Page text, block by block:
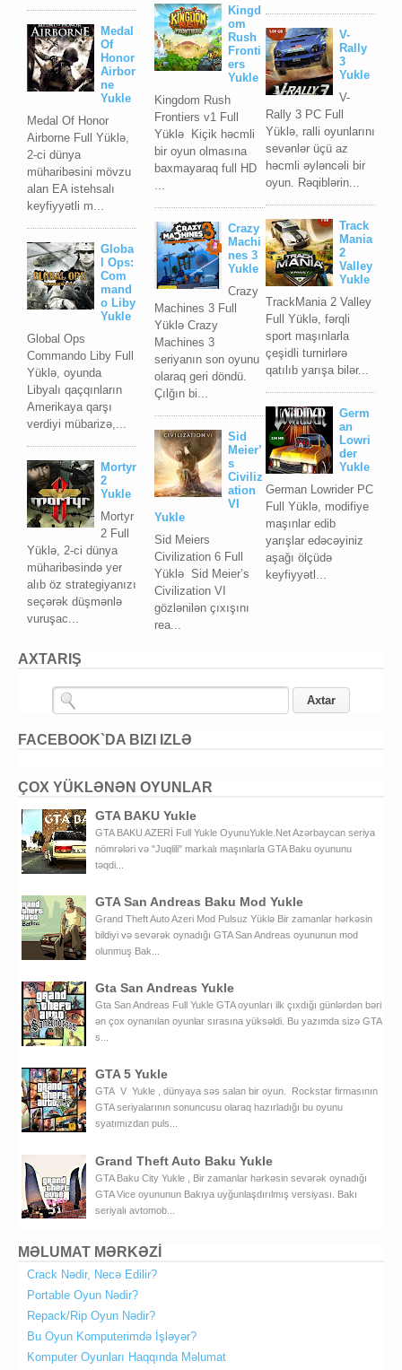
Medal
Of
Honor
Airbor
ne
Yukle
Medal Of Honor
Airborne Full Yüklə,
2-ci dünya
müharibəsini mövzu
alan EA istehsalı
keyfiyyətli m...
Globa
l Ops:
Com
mand
o Liby
Yukle
Global Ops
Commando Liby Full
Yüklə, oyunda
Libyalı qaçqınların
Amerikaya qarşı
verdiyi mübarizə,...
Mortyr
2
Yukle
Mortyr
2 Full
Yüklə, 2-ci dünya
müharibəsində yer
alıb öz strategiyanızı
seçərək düşmənlə
vuruşac...
V-
Rally
3
Yukle
V-
Rally 3 PC Full
Yüklə, ralli oyunlarını
sevənlər üçü az
həcmli əyləncəli bir
oyun. Rəqiblərin...
Track
Mania
2
Valley
Yukle
TrackMania 2 Valley
Full Yüklə, fərqli
sport maşınlarla
çeşidli turnirlərə
qatılıb yarışa bilər...
Germ
an
Lowri
der
Yukle
German Lowrider PC
Full Yüklə, modifiye
maşınlar edib
yarışlar edəcəyiniz
aşağı ölçüdə
keyfiyyətl...
Kingd
om
Rush
Fronti
ers
Yukle
Kingdom Rush
Frontiers v1 Full
Yüklə Kiçik həcmli
bir oyun olmasına
baxmayaraq full HD
...
Crazy
Machi
nes 3
Yukle
Crazy
Machines 3 Full
Yüklə Crazy
Machines 3
seriyanın son oyunu
olaraq geri döndü.
Çılğın bi...
Sid
Meier’
s
Civiliz
ation
VI
Yukle
Sid Meiers
Civilization 6 Full
Yüklə Sid Meier’s
Civilization VI
gözlənilən çıxışını
rea...
AXTARIŞ
FACEBOOK`DA BIZI IZLƏ
ÇOX YÜKLƏNƏN OYUNLAR
GTA BAKU Yukle
GTA BAKU AZERİ Full Yukle OyunuYukle.Net Azərbaycan seriya
nömrələri və "Juqlili" markalı maşınlarla GTA Baku oyununu
təqdi...
GTA San Andreas Baku Mod Yukle
Grand Theft Auto Azeri Mod Pulsuz Yüklə Bir zamanlar hərkəsin
bildiyi və sevərək oynadığı GTA San Andreas oyununun mod
olunmuş Bak...
Gta San Andreas Yukle
Gta San Andreas Full Yukle GTA oyunları ilk çıxdığı günlərdən bəri
ən çox oynanılan oyunlar sırasına yüksəldi. Bu yazımda sizə GTA
s...
GTA 5 Yukle
GTA V Yukle , dünyaya səs salan bir oyun. Rockstar firmasının
GTA seriyalarının sonuncusu olaraq hazırladığı bu oyunu
syatımızdan puls...
Grand Theft Auto Baku Yukle
GTA Baku City Yukle , Bir zamanlar hərkəsin sevərək oynadığı
GTA Vice oyununun Bakıya uyğunlaşdırılmış versiyası. Bakı
seriyalı avtomob...
MƏLUMAT MƏRKƏZİ
Crack Nədir, Necə Edilir?
Portable Oyun Nədir?
Repack/Rip Oyun Nədir?
Bu Oyun Komputerimdə İşləyər?
Komputer Oyunları Haqqında Məlumat